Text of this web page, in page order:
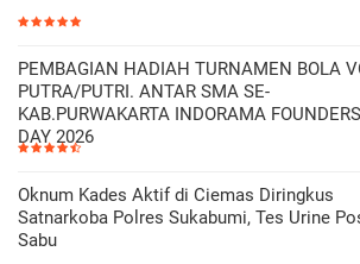
PEMBAGIAN HADIAH TURNAMEN BOLA
PUTRA/PUTRI. ANTAR SMA SE-
KAB.PURWAKARTA INDORAMA FOUNDERS
DAY 2026
Oknum Kades Aktif di Ciemas Diringkus
Satnarkoba Polres Sukabumi, Tes Urine
Sabu